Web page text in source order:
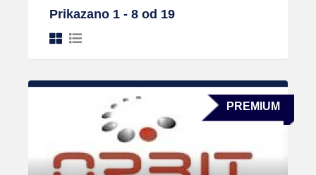
Prikazano 1 - 8 od 19
PREMIUM